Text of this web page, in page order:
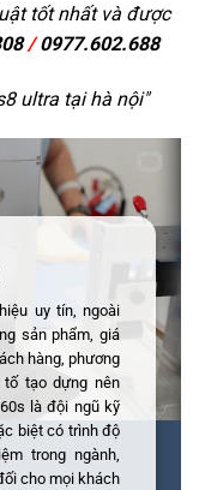
tốt nhất và được
/0977.602.688
ultra tại hà nội"
uy tín, ngoài
sản phẩm, giá
hàng, phương
tạo dựng nên
là đội ngũ kỹ
biệt có trình độ
trong ngành,
cho mọi khách